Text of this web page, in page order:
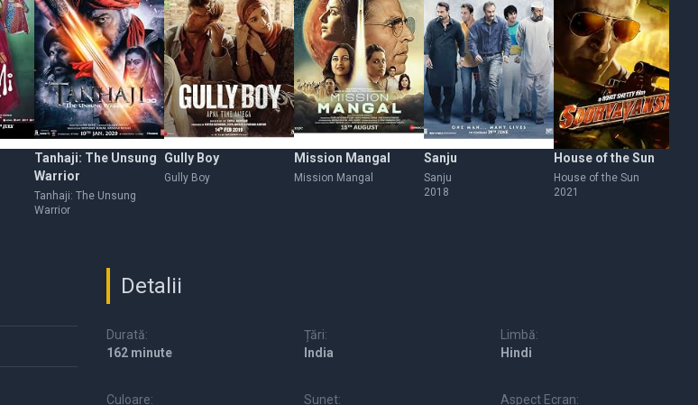
Tanhaji: The Unsung
Warrior
Tanhaji: The Unsung
Warrior
Gully Boy
Gully Boy
Mission Mangal
Mission Mangal
Sanju
Sanju
2018
House of the Sun
House of the Sun
2021
Detalii
Durată:
162 minute
Țări:
India
Limbă:
Hindi
Culoare: Sunet: Aspect Ecran: